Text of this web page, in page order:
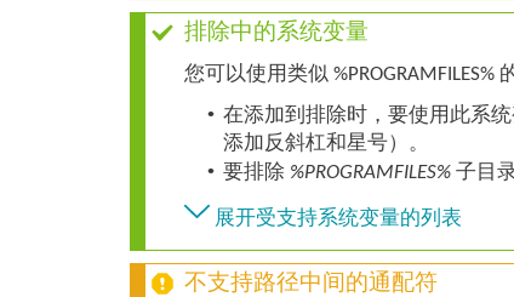
排除中的系统变量
您可以使用类似
• 在添加到排除时，要使用此系
添加反斜杠和星号）。
• 要排除 %PROGRAMFILES% 子目
展开受支持系统变量的列表
不支持路径中间的通配符